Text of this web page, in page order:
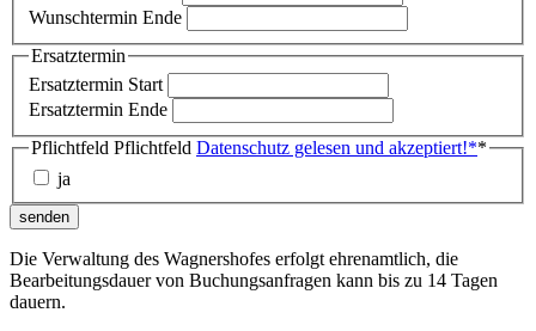
Wunschtermin Ende
Ersatztermin
Ersatztermin Start
Ersatztermin Ende
Pflichtfeld Pflichtfeld Datenschutz gelesen und akzeptiert!**
ja
senden
Die Verwaltung des Wagnershofes erfolgt ehrenamtlich, die
Bearbeitungsdauer von Buchungsanfragen kann bis zu 14 Tagen
dauern.